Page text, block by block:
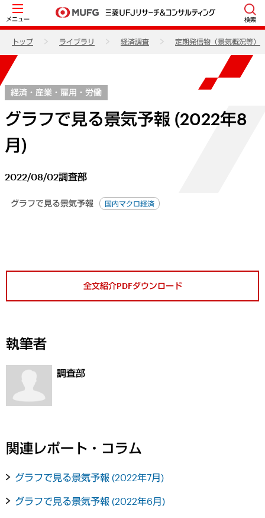
メニュー 検索
トップ ライブラリ 経済調査 定期発信物（景気概況等）
経済・産業・雇用・労働
グラフで見る景気予報 (2022年8
月)
2022/08/02調査部
グラフで見る景気予報 国内マクロ経済
全文紹介PDFダウンロード
執筆者
調査部
関連レポート・コラム
グラフで見る景気予報 (2022年7月)
グラフで見る景気予報 (2022年6月)